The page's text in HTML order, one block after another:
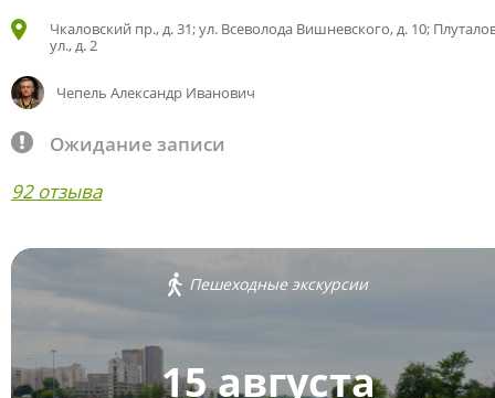
Чкаловский пр., д. 31; ул. Всеволода Вишневского, д. 10;
ул., д. 2
Чепель Александр Иванович
Ожидание записи
92 отзыва
Пешеходные экскурсии
15 августа